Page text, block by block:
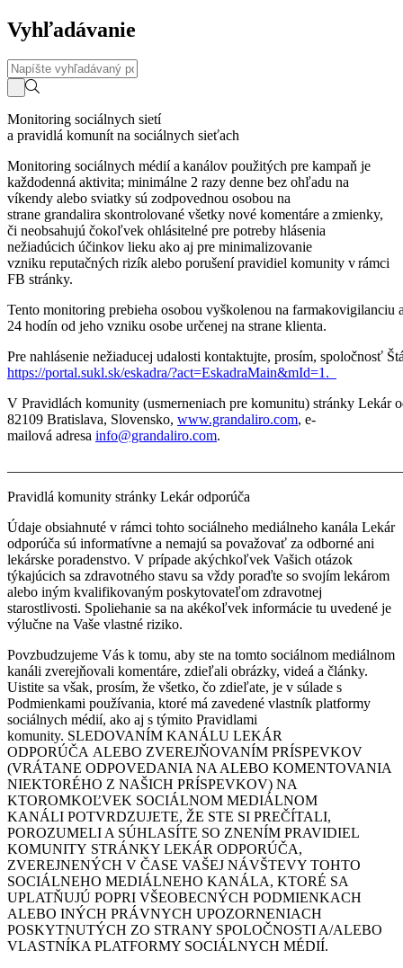
Vyhľadávanie
Monitoring sociálnych sietí
a pravidlá komunít na sociálnych sieťach
Monitoring sociálnych médií a kanálov použitých pre kampaň je
každodenná aktivita; minimálne 2 razy denne bez ohľadu na
víkendy alebo sviatky sú zodpovednou osobou na
strane grandalira skontrolované všetky nové komentáre a zmienky,
či neobsahujú čokoľvek ohlásitelné pre potreby hlásenia
nežiadúcich účinkov lieku ako aj pre minimalizovanie
vzniku reputačných rizík alebo porušení pravidiel komunity v rámci
FB stránky.
Tento monitoring prebieha osobou vyškolenou na farmakovigilanciu
24 hodín od jeho vzniku osobe určenej na strane klienta.
Pre nahlásenie nežiaducej udalosti kontaktujte, prosím, spoločnosť
https://portal.sukl.sk/eskadra/?act=EskadraMain&mId=1.
V Pravidlách komunity (usmerneniach pre komunitu) stránky Lekár
82109 Bratislava, Slovensko, www.grandaliro.com, e-
mailová adresa info@grandaliro.com.
Pravidlá komunity stránky Lekár odporúča
Údaje obsiahnuté v rámci tohto sociálneho mediálneho kanála Lekár
odporúča sú informatívne a nemajú sa považovať za odborné ani
lekárske poradenstvo. V prípade akýchkoľvek Vašich otázok
týkajúcich sa zdravotného stavu sa vždy poraďte so svojím lekárom
alebo iným kvalifikovaným poskytovateľom zdravotnej
starostlivosti. Spoliehanie sa na akékoľvek informácie tu uvedené je
výlučne na Vaše vlastné riziko.
Povzbudzujeme Vás k tomu, aby ste na tomto sociálnom mediálnom
kanáli zverejňovali komentáre, zdieľali obrázky, videá a články.
Uistite sa však, prosím, že všetko, čo zdieľate, je v súlade s
Podmienkami používania, ktoré má zavedené vlastník platformy
sociálnych médií, ako aj s týmito Pravidlami
komunity. SLEDOVANÍM KANÁLU LEKÁR
ODPORÚČA ALEBO ZVEREJŇOVANÍM PRÍSPEVKOV
(VRÁTANE ODPOVEDANIA NA ALEBO KOMENTOVANIA
NIEKTORÉHO Z NAŠICH PRÍSPEVKOV) NA
KTOROMKOĽVEK SOCIÁLNOM MEDIÁLNOM
KANÁLI POTVRDZUJETE, ŽE STE SI PREČÍTALI,
POROZUMELI A SÚHLASÍTE SO ZNENÍM PRAVIDIEL
KOMUNITY STRÁNKY LEKÁR ODPORÚČA,
ZVEREJNENÝCH V ČASE VAŠEJ NÁVŠTEVY TOHTO
SOCIÁLNEHO MEDIÁLNEHO KANÁLA, KTORÉ SA
UPLATŇUJÚ POPRI VŠEOBECNÝCH PODMIENKACH
ALEBO INÝCH PRÁVNYCH UPOZORNENIACH
POSKYTNUTÝCH ZO STRANY SPOLOČNOSTI A/ALEBO
VLASTNÍKA PLATFORMY SOCIÁLNYCH MÉDIÍ.